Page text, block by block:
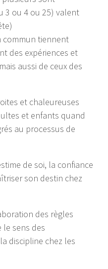
3 ou 4 ou 25) valent
commun tiennent
des expériences et
aussi de ceux des
et chaleureuses
et enfants quand
au processus de
de soi, la confiance
son destin chez
des règles
sens des
discipline chez les